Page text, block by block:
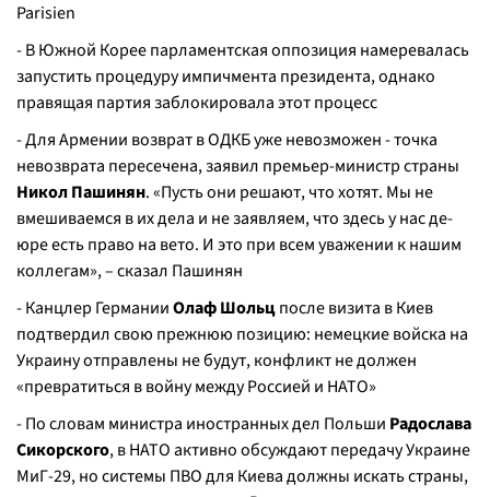
Parisien
- В Южной Корее парламентская оппозиция намеревалась
запустить процедуру импичмента президента, однако
правящая партия заблокировала этот процесс
- Для Армении возврат в ОДКБ уже невозможен - точка
невозврата пересечена, заявил премьер-министр страны
Никол Пашинян. «Пусть они решают, что хотят. Мы не
вмешиваемся в их дела и не заявляем, что здесь у нас де-
юре есть право на вето. И это при всем уважении к нашим
коллегам», – сказал Пашинян
- Канцлер ГерманииОлаф Шольцпосле визита в Киев
подтвердил свою прежнюю позицию: немецкие войска на
Украину отправлены не будут, конфликт не должен
«превратиться в войну между Россией и НАТО»
- По словам министра иностранных дел Польши Радослава
Сикорского, в НАТО активно обсуждают передачу Украине
МиГ-29, но системы ПВО для Киева должны искать страны,